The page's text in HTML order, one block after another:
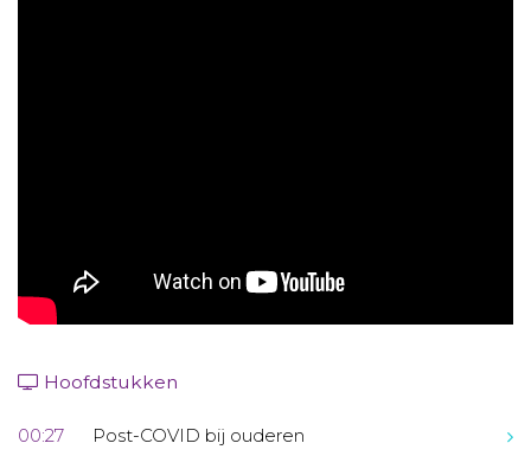
Hoofdstukken
00:27 Post-COVID bij ouderen